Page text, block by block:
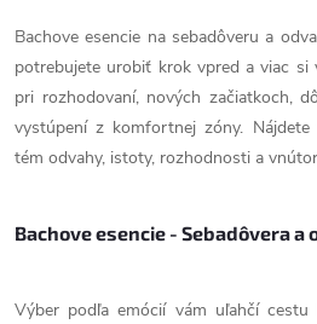
Bachove esencie na sebadôveru a
potrebujete urobiť krok vpred a viac si
pri rozhodovaní, nových začiatkoch,
vystúpení z komfortnej zóny.
tém odvahy, istoty, rozhodnosti a
Bachove esencie - Sebadôvera a
Výber podľa emócií vám uľahčí